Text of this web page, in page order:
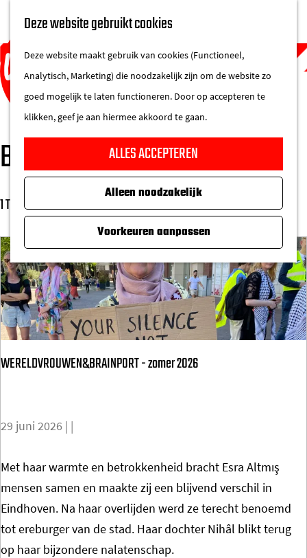
Deze website gebruikt cookies
Deze website maakt gebruik van cookies (Functioneel,
Analytisch, Marketing) die noodzakelijk zijn om de website zo
goed mogelijk te laten functioneren. Door op accepteren te
klikken, geef je aan hiermee akkoord te gaan.
ALLES ACCEPTEREN
Alleen noodzakelijk
Voorkeuren aanpassen
a
a
r
d
e
h
o
m
e
g
e
n
u
IN DE STAD
DE REGIO IN
BLOGS
1 T/M 6 VAN 321 RESULTATEN
WERELDVROUWEN&BRAINPORT - zomer 2026
29 juni 2026 | |
W
E
R
E
L
Met haar warmte en betrokkenheid bracht Esra Altmış
mensen samen en maakte zij een blijvend verschil in
Eindhoven. Na haar overlijden werd ze terecht benoemd
tot ereburger van de stad. Haar dochter Nihâl blikt terug
op haar bijzondere nalatenschap.